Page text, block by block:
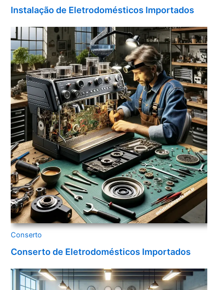
Instalação de Eletrodomésticos Importados
Conserto
Conserto de Eletrodomésticos Importados